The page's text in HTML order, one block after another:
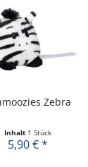
Zebra
Inhalt 1 Stück
5,90 € *